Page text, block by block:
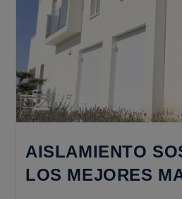
AISLAMIENTO
LOS MEJORES